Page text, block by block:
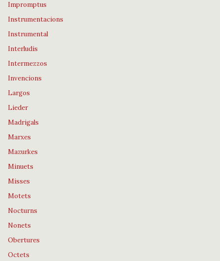
Impromptus
Instrumentacions
Instrumental
Interludis
Intermezzos
Invencions
Largos
Lieder
Madrigals
Marxes
Mazurkes
Minuets
Misses
Motets
Nocturns
Nonets
Obertures
Octets